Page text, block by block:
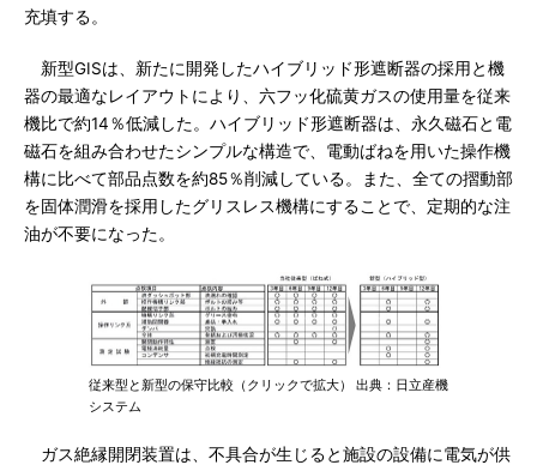
充填する。
新型GISは、新たに開発したハイブリッド形遮断器の採用と機
器の最適なレイアウトにより、六フッ化硫黄ガスの使用量を従来
機比で約14％低減した。ハイブリッド形遮断器は、永久磁石と電
磁石を組み合わせたシンプルな構造で、電動ばねを用いた操作機
構に比べて部品点数を約85％削減している。また、全ての摺動部
を固体潤滑を採用したグリスレス機構にすることで、定期的な注
油が不要になった。
従来型と新型の保守比較（クリックで拡大） 出典：日立産機
システム
ガス絶縁開閉装置は、不具合が生じると施設の設備に電気が供